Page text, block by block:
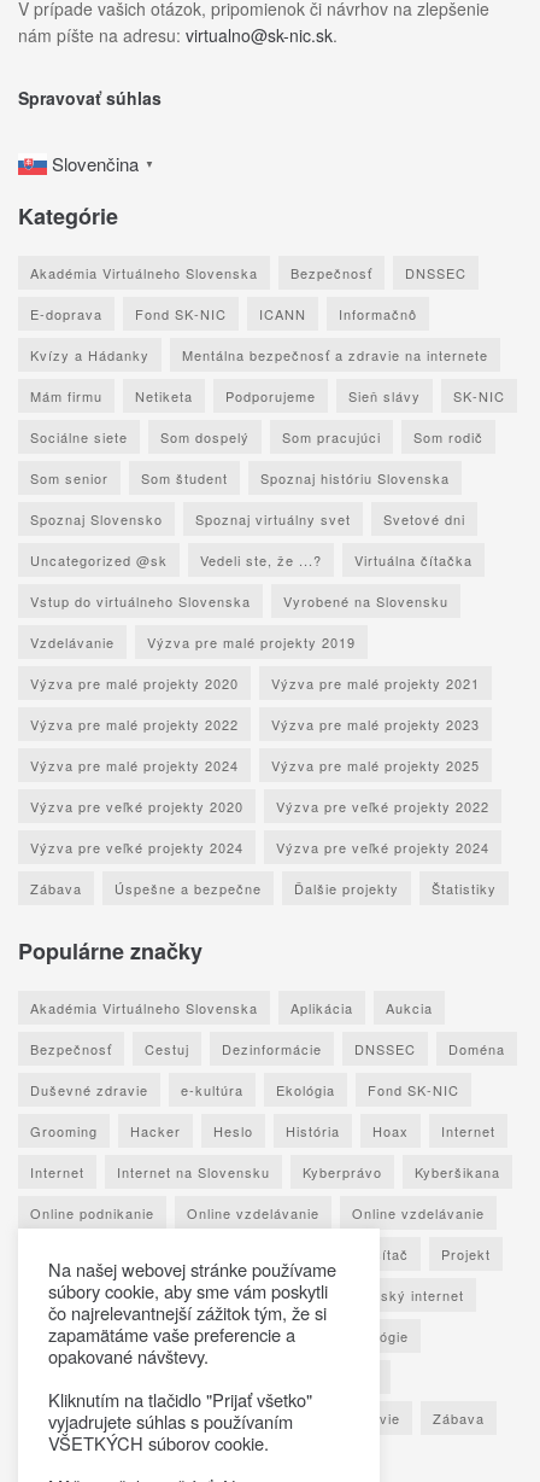
V prípade vašich otázok, pripomienok či návrhov na zlepšenie
nám píšte na adresu: virtualno@sk-nic.sk.
Spravovať súhlas
Slovenčina ▼
Kategórie
Akadémia Virtuálneho Slovenska Bezpečnosť DNSSEC
E-doprava Fond SK-NIC ICANN Informačnô
Kvízy a Hádanky Mentálna bezpečnosť a zdravie na internete
Mám firmu Netiketa Podporujeme Sieň slávy SK-NIC
Sociálne siete Som dospelý Som pracujúci Som rodič
Som senior Som študent Spoznaj históriu Slovenska
Spoznaj Slovensko Spoznaj virtuálny svet Svetové dni
Uncategorized @sk Vedeli ste, že ...? Virtuálna čítačka
Vstup do virtuálneho Slovenska Vyrobené na Slovensku
Vzdelávanie Výzva pre malé projekty 2019
Výzva pre malé projekty 2020 Výzva pre malé projekty 2021
Výzva pre malé projekty 2022 Výzva pre malé projekty 2023
Výzva pre malé projekty 2024 Výzva pre malé projekty 2025
Výzva pre veľké projekty 2020 Výzva pre veľké projekty 2022
Výzva pre veľké projekty 2024 Výzva pre veľké projekty 2024
Zábava Úspešne a bezpečne Ďalšie projekty Štatistiky
Populárne značky
Akadémia Virtuálneho Slovenska Aplikácia Aukcia
Bezpečnosť Cestuj Dezinformácie DNSSEC Doména
Duševné zdravie e-kultúra Ekológia Fond SK-NIC
Grooming Hacker Heslo História Hoax Internet
Internet Internet na Slovensku Kyberprávo Kyberšikana
Online podnikanie Online vzdelávanie Online vzdelávanie
Počítač Projekt
Ransomware Rozhovor Seniori Slovenský internet
Sociálne siete Spoznaj Slovensko Technológie
Výročná správa Zaujímavé štatistiky Zdravie Zábava
Na našej webovej stránke používame
súbory cookie, aby sme vám poskytli
čo najrelevantnejší zážitok tým, že si
zapamätáme vaše preferencie a
opakované návštevy.
Kliknutím na tlačidlo "Prijať všetko"
vyjadrujete súhlas s používaním
VŠETKÝCH súborov cookie.